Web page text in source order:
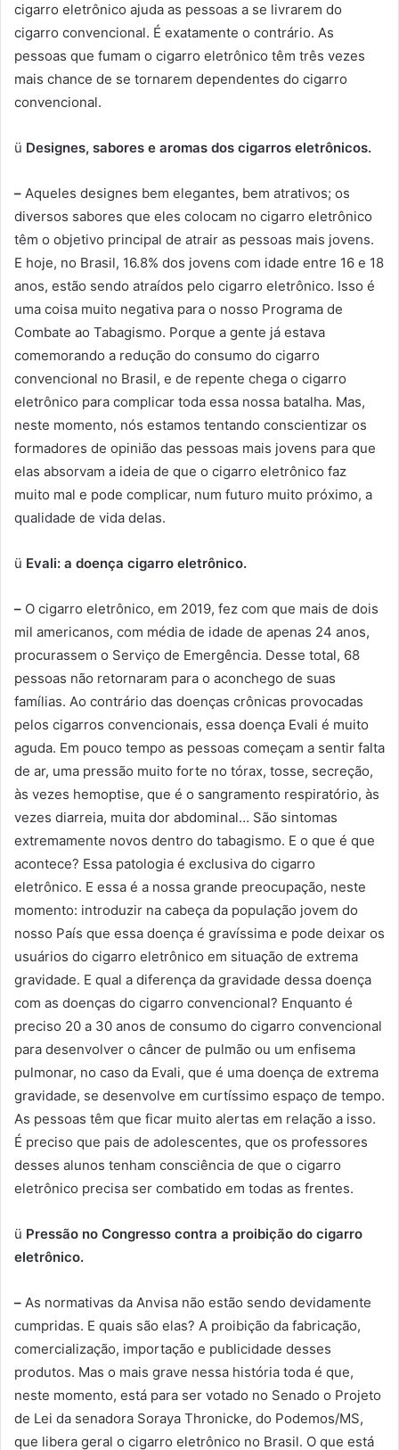
cigarro eletrônico ajuda as pessoas a se livrarem do
cigarro convencional. É exatamente o contrário. As
pessoas que fumam o cigarro eletrônico têm três vezes
mais chance de se tornarem dependentes do cigarro
convencional.
ü Designes, sabores e aromas dos cigarros eletrônicos.
– Aqueles designes bem elegantes, bem atrativos; os
diversos sabores que eles colocam no cigarro eletrônico
têm o objetivo principal de atrair as pessoas mais jovens.
E hoje, no Brasil, 16.8% dos jovens com idade entre 16 e 18
anos, estão sendo atraídos pelo cigarro eletrônico. Isso é
uma coisa muito negativa para o nosso Programa de
Combate ao Tabagismo. Porque a gente já estava
comemorando a redução do consumo do cigarro
convencional no Brasil, e de repente chega o cigarro
eletrônico para complicar toda essa nossa batalha. Mas,
neste momento, nós estamos tentando conscientizar os
formadores de opinião das pessoas mais jovens para que
elas absorvam a ideia de que o cigarro eletrônico faz
muito mal e pode complicar, num futuro muito próximo, a
qualidade de vida delas.
ü Evali: a doença cigarro eletrônico.
– O cigarro eletrônico, em 2019, fez com que mais de dois
mil americanos, com média de idade de apenas 24 anos,
procurassem o Serviço de Emergência. Desse total, 68
pessoas não retornaram para o aconchego de suas
famílias. Ao contrário das doenças crônicas provocadas
pelos cigarros convencionais, essa doença Evali é muito
aguda. Em pouco tempo as pessoas começam a sentir falta
de ar, uma pressão muito forte no tórax, tosse, secreção,
às vezes hemoptise, que é o sangramento respiratório, às
vezes diarreia, muita dor abdominal… São sintomas
extremamente novos dentro do tabagismo. E o que é que
acontece? Essa patologia é exclusiva do cigarro
eletrônico. E essa é a nossa grande preocupação, neste
momento: introduzir na cabeça da população jovem do
nosso País que essa doença é gravíssima e pode deixar os
usuários do cigarro eletrônico em situação de extrema
gravidade. E qual a diferença da gravidade dessa doença
com as doenças do cigarro convencional? Enquanto é
preciso 20 a 30 anos de consumo do cigarro convencional
para desenvolver o câncer de pulmão ou um enfisema
pulmonar, no caso da Evali, que é uma doença de extrema
gravidade, se desenvolve em curtíssimo espaço de tempo.
As pessoas têm que ficar muito alertas em relação a isso.
É preciso que pais de adolescentes, que os professores
desses alunos tenham consciência de que o cigarro
eletrônico precisa ser combatido em todas as frentes.
ü Pressão no Congresso contra a proibição do cigarro
eletrônico.
– As normativas da Anvisa não estão sendo devidamente
cumpridas. E quais são elas? A proibição da fabricação,
comercialização, importação e publicidade desses
produtos. Mas o mais grave nessa história toda é que,
neste momento, está para ser votado no Senado o Projeto
de Lei da senadora Soraya Thronicke, do Podemos/MS,
que libera geral o cigarro eletrônico no Brasil. O que está